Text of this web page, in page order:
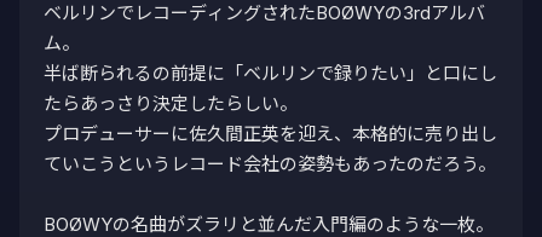
ベルリンでレコーディングされたBOØWYの3rdアルバ
ム。
半ば断られるの前提に「ベルリンで録りたい」と口にし
たらあっさり決定したらしい。
プロデューサーに佐久間正英を迎え、本格的に売り出し
ていこうというレコード会社の姿勢もあったのだろう。
BOØWYの名曲がズラリと並んだ入門編のような一枚。